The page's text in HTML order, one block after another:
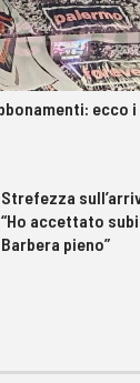
ecco
Strefezza
“Ho accettato
Barbera pieno”